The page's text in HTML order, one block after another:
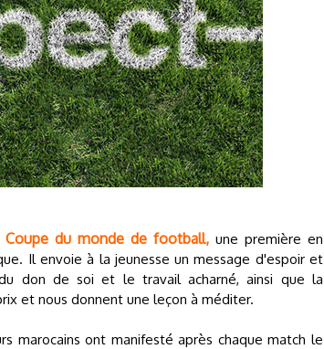
du monde de football, une première en
Il envoie à la jeunesse un message d'espoir et
don de soi et le travail acharné, ainsi que la
et nous donnent une leçon à méditer.
marocains ont manifesté après chaque match le